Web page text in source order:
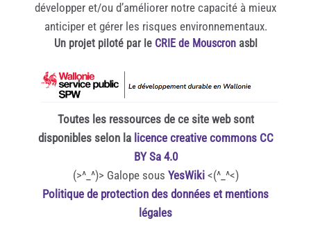
développer et/ou d’améliorer notre capacité à mieux
anticiper et gérer les risques environnementaux.
Un projet piloté par le CRIE de Mouscronasbl
Toutes les ressources de ce site web sont
disponibles selon la licence creative commons CC
BY Sa 4.0
(>^_^)> Galope sous YesWiki<(^_^<)
Politique de protection des données et mentions
légales